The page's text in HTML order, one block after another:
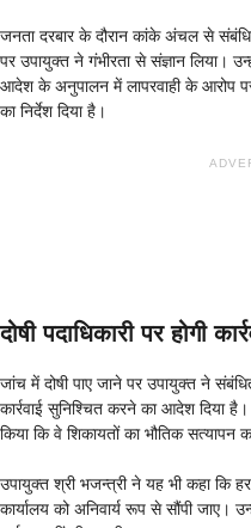
जनता दरबार के दौरान कांके अंचल से
पर उपायुक्त ने गंभीरता से संज्ञान लिया।
आदेश के अनुपालन में लापरवाही के आरोप पर
का निर्देश दिया है।
दोषी पदाधिकारी पर होगी
जांच में दोषी पाए जाने पर उपायुक्त ने
कार्रवाई सुनिश्चित करने का आदेश दिया है।
किया कि वे शिकायतों का भौतिक
उपायुक्त श्री भजन्त्री ने यह भी कहा कि
कार्यालय को अनिवार्य रूप से सौंपी जाए।